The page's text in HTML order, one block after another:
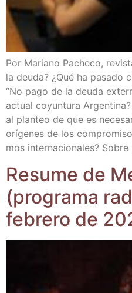
Por Mariano Pache­co,
la deu­da? ¿Qué ha pasa­do
“No pago de la deu­da
actual coyun­tu­ra
al plan­teo de que es
orí­ge­nes de los
mos inter­na­cio­na­les?
Resu­me de
(pro­gra­ma
febre­ro de